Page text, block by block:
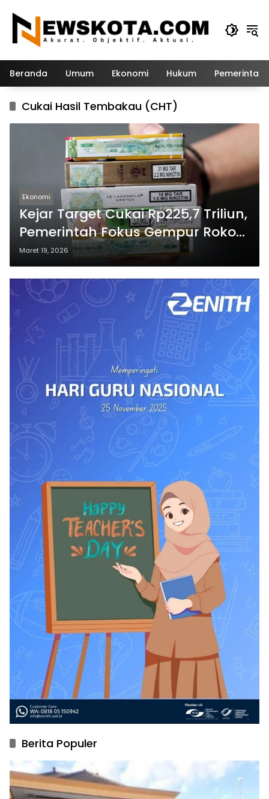
konten
Beranda Umum Ekonomi Hukum
Cukai Hasil Tembakau (CHT)
Ekonomi
Kejar Target Cukai Rp225,7 Triliun,
Pemerintah Fokus Gempur Rokok
Ilegal dan Genjot Produksi
Maret 19, 2026
Berita Populer